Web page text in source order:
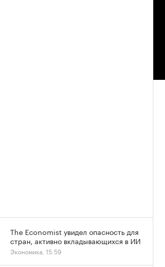
The Economist увидел опасность для
стран, активно вкладывающихся в ИИ
Экономика, 15:59